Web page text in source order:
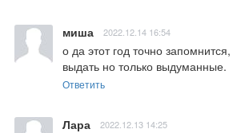
миша 2022.12.14 16:54
о да этот год точно
выдать но только выдуманные.
Ответить
Лара 2022.12.13 14:25